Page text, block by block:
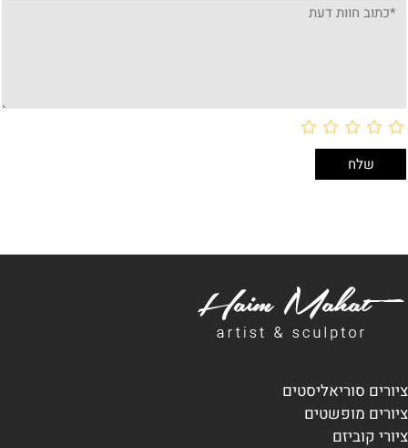
ציורים סוריאליסטים
ציורים מופשטים
ציורי קוביזם